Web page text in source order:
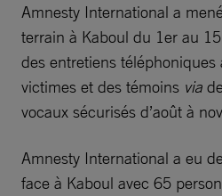
Amnesty International a
terrain à Kaboul du 1er au
des entretiens téléphoniques
victimes et des témoins via
vocaux sécurisés d’août à
Amnesty International a eu
face à Kaboul avec 65